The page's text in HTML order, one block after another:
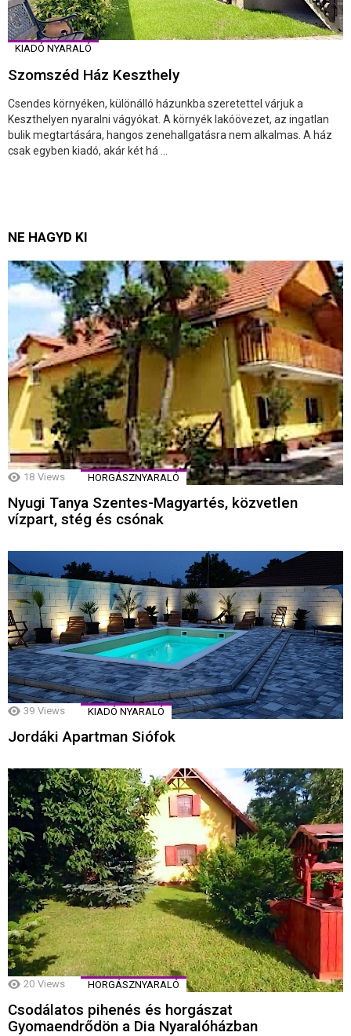
KIADÓ NYARALÓ
Szomszéd Ház Keszthely
Csendes környéken, különálló házunkba szeretettel várjuk a
Keszthelyen nyaralni vágyókat. A környék lakóövezet, az ingatlan
bulik megtartására, hangos zenehallgatásra nem alkalmas. A ház
csak egyben kiadó, akár két há ...
NE HAGYD KI
18 Views HORGÁSZNYARALÓ
Nyugi Tanya Szentes-Magyartés, közvetlen
vízpart, stég és csónak
39 Views KIADÓ NYARALÓ
Jordáki Apartman Siófok
20 Views HORGÁSZNYARALÓ
Csodálatos pihenés és horgászat
Gyomaendrődön a Dia Nyaralóházban